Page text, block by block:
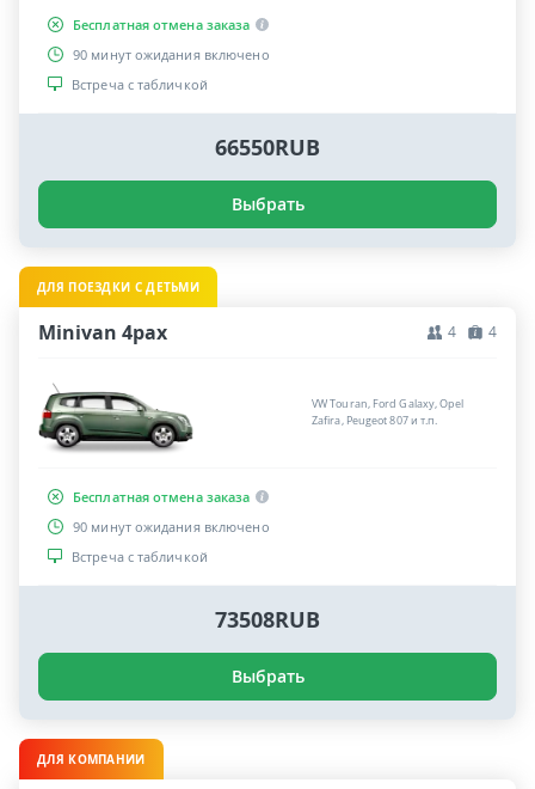
Бесплатная отмена заказа
90 минут ожидания включено
Встреча с табличкой
66550RUB
Выбрать
ДЛЯ ПОЕЗДКИ С ДЕТЬМИ
Minivan 4pax 4 4
VW Touran, Ford Galaxy, Opel
Zafira, Peugeot 807 и т.п.
Бесплатная отмена заказа
90 минут ожидания включено
Встреча с табличкой
73508RUB
Выбрать
ДЛЯ КОМПАНИИ